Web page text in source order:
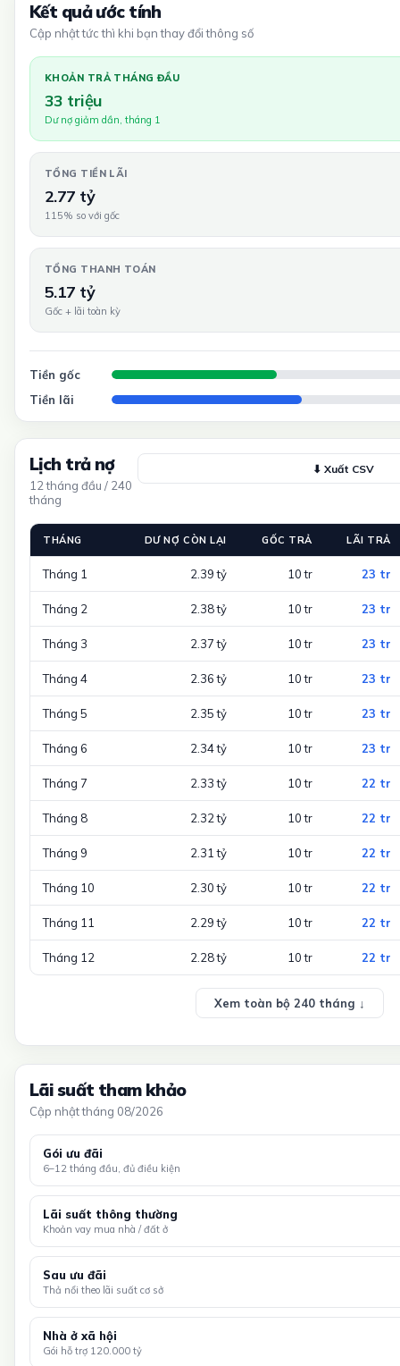
Kết quả ước tính
Cập nhật tức thì khi bạn thay đổi thông số
KHOẢN TRẢ THÁNG ĐẦU
33 triệu
Dư nợ giảm dần, tháng 1
TỔNG TIỀN LÃI
2.77 tỷ
115% so với gốc
TỔNG THANH TOÁN
5.17 tỷ
Gốc + lãi toàn kỳ
Tiền gốc
Tiền lãi
Lịch trả nợ
12 tháng đầu / 240
tháng
⬇ Xuất CSV
THÁNG DƯ NỢ CÒN LẠI GỐC TRẢ LÃI TRẢ
Tháng 1 2.39 tỷ 10 tr 23 tr
Tháng 2 2.38 tỷ 10 tr 23 tr
Tháng 3 2.37 tỷ 10 tr 23 tr
Tháng 4 2.36 tỷ 10 tr 23 tr
Tháng 5 2.35 tỷ 10 tr 23 tr
Tháng 6 2.34 tỷ 10 tr 23 tr
Tháng 7 2.33 tỷ 10 tr 22 tr
Tháng 8 2.32 tỷ 10 tr 22 tr
Tháng 9 2.31 tỷ 10 tr 22 tr
Tháng 10 2.30 tỷ 10 tr 22 tr
Tháng 11 2.29 tỷ 10 tr 22 tr
Tháng 12 2.28 tỷ 10 tr 22 tr
Xem toàn bộ 240 tháng ↓
Lãi suất tham khảo
Cập nhật tháng 08/2026
Gói ưu đãi
6–12 tháng đầu, đủ điều kiện
Lãi suất thông thường
Khoản vay mua nhà / đất ở
Sau ưu đãi
Thả nổi theo lãi suất cơ sở
Nhà ở xã hội
Gói hỗ trợ 120.000 tỷ